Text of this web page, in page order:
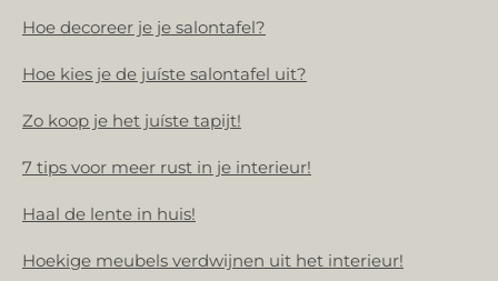
Hoe decoreer je je salontafel?
Hoe kies je de juíste salontafel uit?
Zo koop je het juíste tapijt!
7 tips voor meer rust in je interieur!
Haal de lente in huis!
Hoekige meubels verdwijnen uit het interieur!